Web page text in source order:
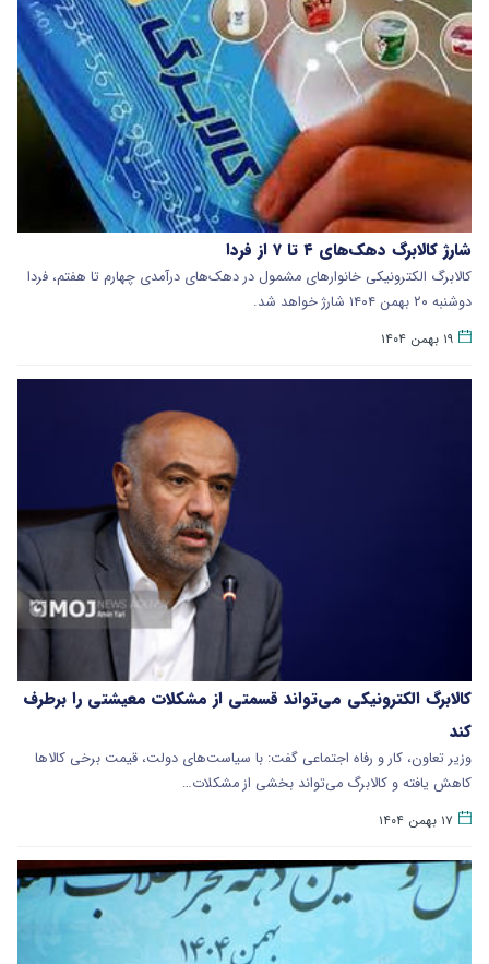
شارژ کالابرگ دهک‌های ۴ تا ۷ از فردا
کالابرگ الکترونیکی خانوارهای مشمول در دهک‌های درآمدی چهارم تا هفتم، فردا
دوشنبه ۲۰ بهمن ۱۴۰۴ شارژ خواهد شد.
۱۹ بهمن ۱۴۰۴
کالابرگ الکترونیکی می‌تواند قسمتی از مشکلات معیشتی را برطرف
کند
وزیر تعاون، کار و رفاه اجتماعی گفت: با سیاست‌های دولت، قیمت برخی کالاها
کاهش یافته و کالابرگ می‌تواند بخشی از مشکلات…
۱۷ بهمن ۱۴۰۴